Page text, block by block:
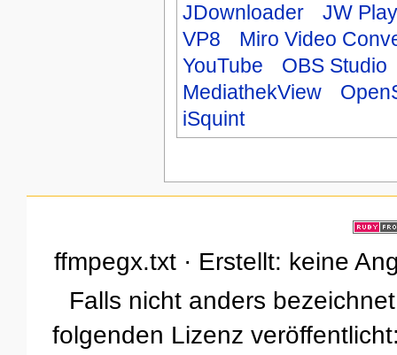
JDownloader
JW
VP8
Miro Video
YouTube
OBS Studio
MediathekView
iSquint
ffmpegx.txt · Erstellt: keine
Falls nicht anders
folgenden Lizenz